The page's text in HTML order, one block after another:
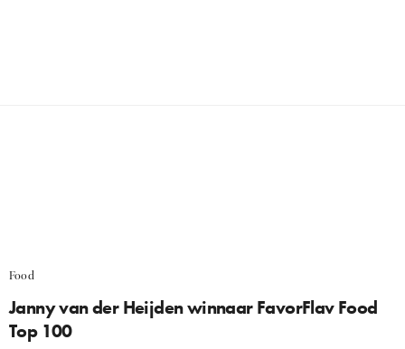
Food
Janny van der Heijden winnaar FavorFlav Food
Top 100